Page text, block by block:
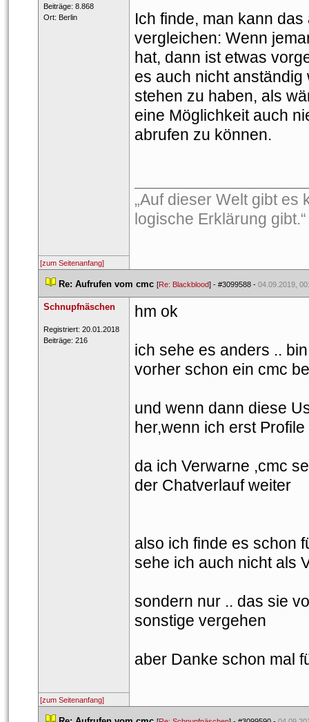
Beiträge: 8.868
Ort: Berlin
Ich finde, man kann
vergleichen: Wenn
hat, dann ist etwas
es auch nicht
tehen zu haben, als
eine Möglichkeit auch
abrufen zu können.
„Auf dieser Welt gibt es
logische Erklärung
[zum Seitenanfang]
Re: Aufrufen vom cmc [Re: Blackblood] - #3099588 - 04.09.2019,
Schnupfnäschen
Registriert: 20.01.2018
Beiträge: 216
hm ok
ich sehe es anders ..
vorher schon ein cmc
und wenn dann diese
her,wenn ich erst
da ich Verwarne ,cmc
der Chatverlauf weiter
also ich finde es schon
ehe ich auch nicht als
ondern nur .. das sie
onstige vergehen
aber Danke schon mal
[zum Seitenanfang]